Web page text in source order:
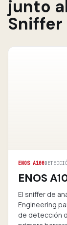
junto
Sniffer
ENOS A100
ENOS
El sniffer de
Engineering
de detección